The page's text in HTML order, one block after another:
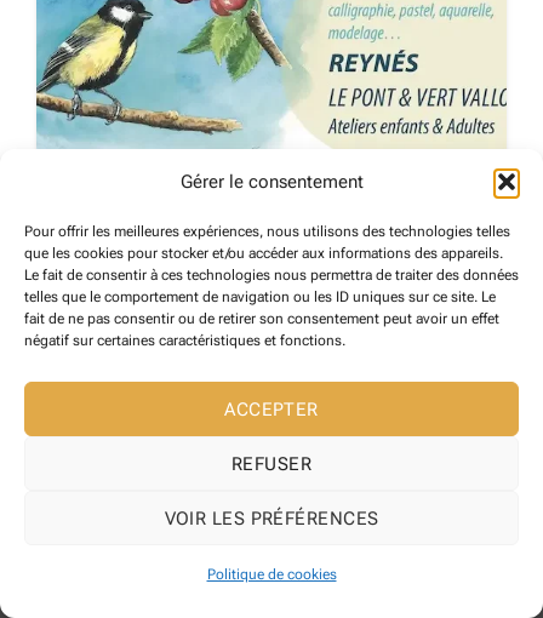
Gérer le consentement
Pour offrir les meilleures expériences, nous utilisons des technologies telles
que les cookies pour stocker et/ou accéder aux informations des appareils.
Le fait de consentir à ces technologies nous permettra de traiter des données
telles que le comportement de navigation ou les ID uniques sur ce site. Le
fait de ne pas consentir ou de retirer son consentement peut avoir un effet
négatif sur certaines caractéristiques et fonctions.
ACCEPTER
REFUSER
VOIR LES PRÉFÉRENCES
Politique de cookies
Association CEART
Reynes
26 août 2024
ASSOCIATIONS 128
Pixelicom